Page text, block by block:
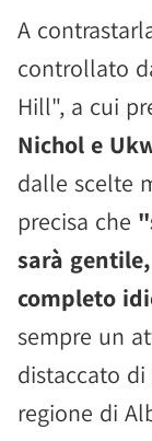
A
controllato
Hill", a cui
Nichol e
dalle scelte
precisa che
sarà
completo
sempre un
distaccato
regione di